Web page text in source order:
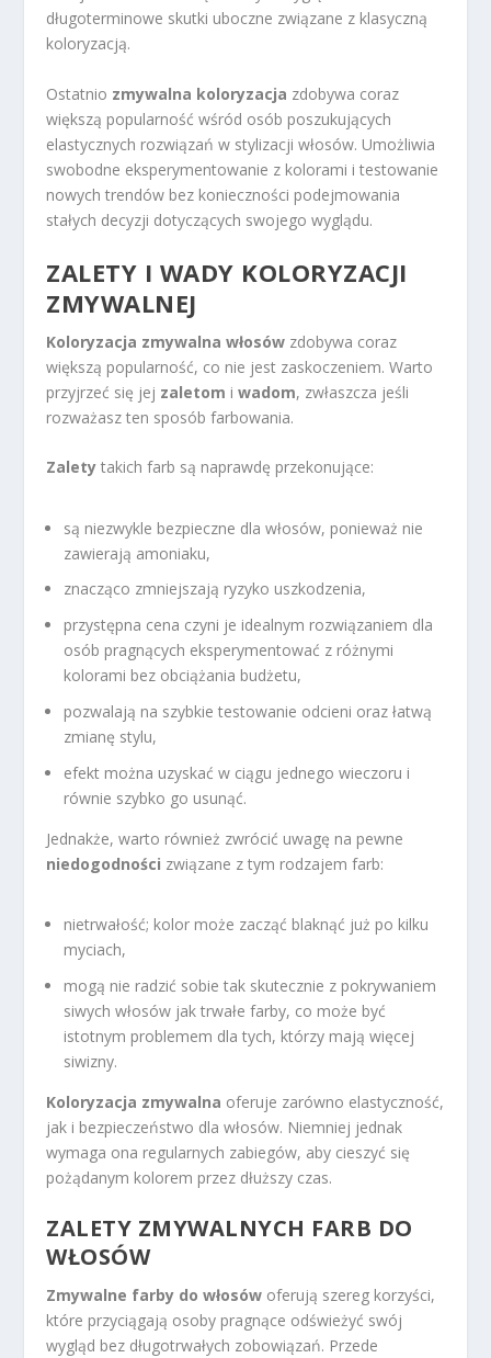
długoterminowe skutki uboczne związane z klasyczną
koloryzacją.
Ostatnio zmywalna koloryzacja zdobywa coraz
większą popularność wśród osób poszukujących
elastycznych rozwiązań w stylizacji włosów. Umożliwia
swobodne eksperymentowanie z kolorami i testowanie
nowych trendów bez konieczności podejmowania
stałych decyzji dotyczących swojego wyglądu.
ZALETY I WADY KOLORYZACJI
ZMYWALNEJ
Koloryzacja zmywalna włosów zdobywa coraz
większą popularność, co nie jest zaskoczeniem. Warto
przyjrzeć się jej zaletom iwadom, zwłaszcza jeśli
rozważasz ten sposób farbowania.
Zalety takich farb są naprawdę przekonujące:
są niezwykle bezpieczne dla włosów, ponieważ nie
zawierają amoniaku,
znacząco zmniejszają ryzyko uszkodzenia,
przystępna cena czyni je idealnym rozwiązaniem dla
osób pragnących eksperymentować z różnymi
kolorami bez obciążania budżetu,
pozwalają na szybkie testowanie odcieni oraz łatwą
zmianę stylu,
efekt można uzyskać w ciągu jednego wieczoru i
równie szybko go usunąć.
Jednakże, warto również zwrócić uwagę na pewne
niedogodności związane z tym rodzajem farb:
nietrwałość; kolor może zacząć blaknąć już po kilku
myciach,
mogą nie radzić sobie tak skutecznie z pokrywaniem
siwych włosów jak trwałe farby, co może być
istotnym problemem dla tych, którzy mają więcej
siwizny.
Koloryzacja zmywalna oferuje zarówno elastyczność,
jak i bezpieczeństwo dla włosów. Niemniej jednak
wymaga ona regularnych zabiegów, aby cieszyć się
pożądanym kolorem przez dłuższy czas.
ZALETY ZMYWALNYCH FARB DO
WŁOSÓW
Zmywalne farby do włosów oferują szereg korzyści,
które przyciągają osoby pragnące odświeżyć swój
wygląd bez długotrwałych zobowiązań. Przede